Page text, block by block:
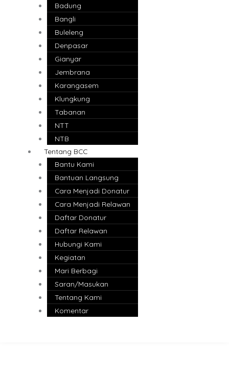
Badung
Bangli
Buleleng
Denpasar
Gianyar
Jembrana
Karangasem
Klungkung
Tabanan
NTT
NTB
Tentang BCC
Bantu Kami
Bantuan Langsung
Cara Menjadi Donatur
Cara Menjadi Relawan
Daftar Donatur
Daftar Relawan
Hubungi Kami
Kegiatan
Mari Berbagi
Saran/Masukan
Tentang Kami
Komentar